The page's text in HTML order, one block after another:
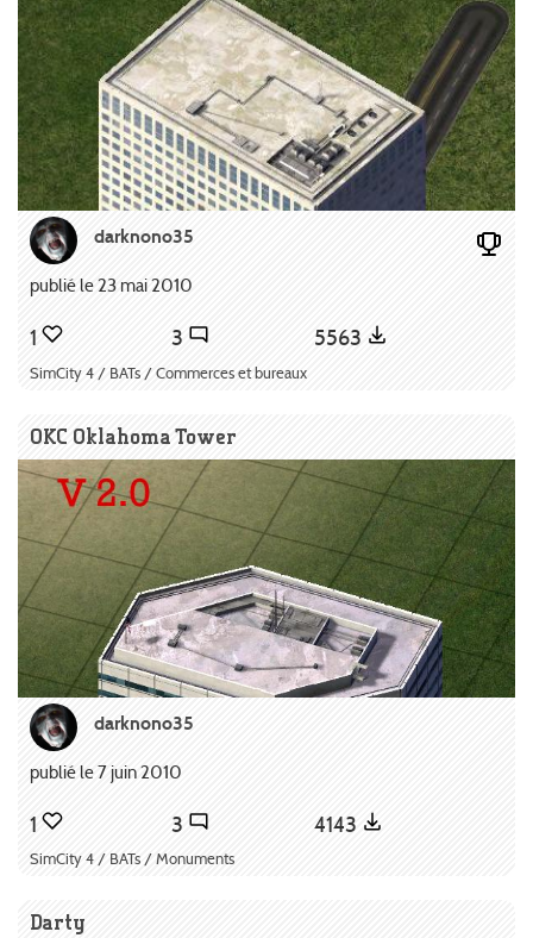
darknono35
publié le 23 mai 2010
1 3 5563
SimCity 4 / BATs / Commerces et bureaux
OKC Oklahoma Tower
darknono35
publié le 7 juin 2010
1 3 4143
SimCity 4 / BATs / Monuments
Darty